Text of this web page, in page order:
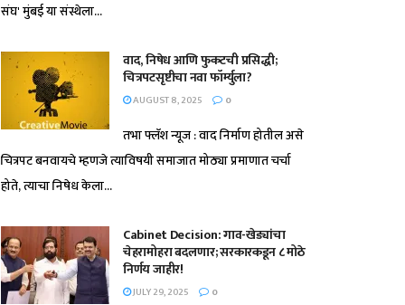
संघ' मुंबई या संस्थेला...
वाद, निषेध आणि फुकटची प्रसिद्धी;
चित्रपटसृष्टीचा नवा फॉर्म्युला?
AUGUST 8, 2025 0
तभा फ्लॅश न्यूज : वाद निर्माण होतील असे
चित्रपट बनवायचे म्हणजे त्याविषयी समाजात मोठ्या प्रमाणात चर्चा
होते, त्याचा निषेध केला...
Cabinet Decision: गाव-खेड्यांचा
चेहरामोहरा बदलणार; सरकारकडून ८ मोठे
निर्णय जाहीर!
JULY 29, 2025 0